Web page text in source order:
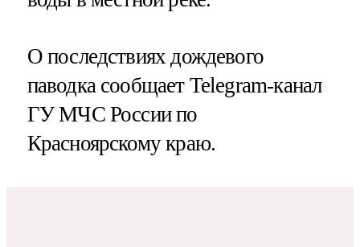
О последствиях дождевого
паводка сообщает Telegram-канал
ГУ МЧС России по
Красноярскому краю.